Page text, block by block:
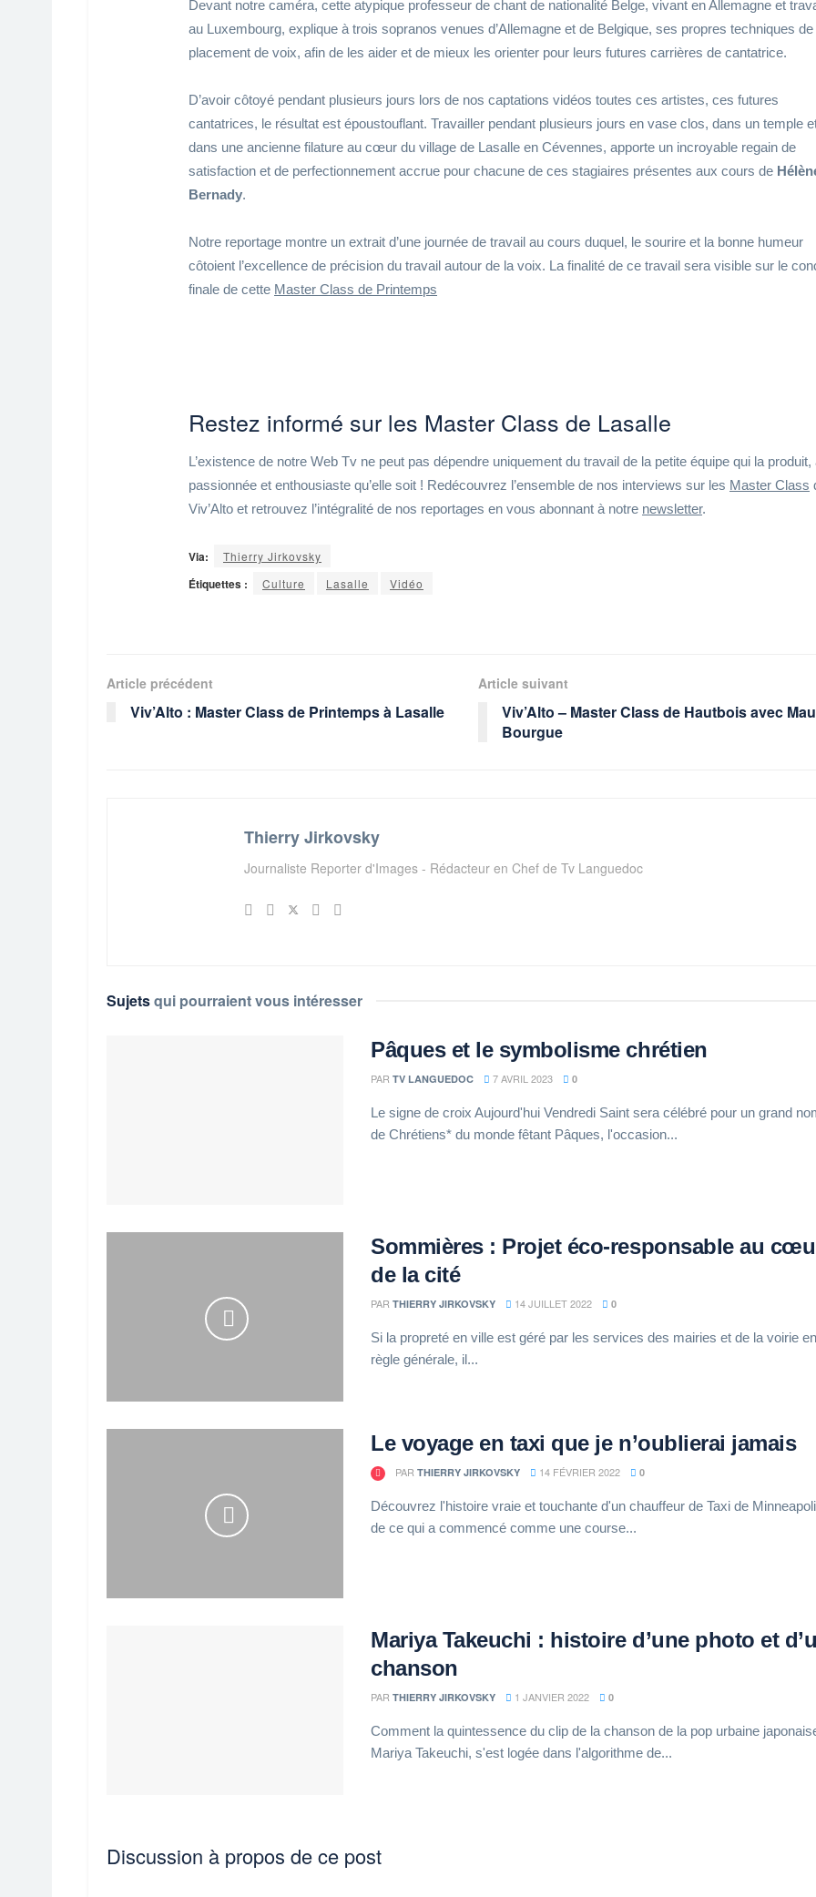
Devant notre caméra, cette atypique professeur de chant de nationalité Belge, vivant en Allemagne et
au Luxembourg, explique à trois sopranos venues d’Allemagne et de Belgique, ses propres techniques de
placement de voix, afin de les aider et de mieux les orienter pour leurs futures carrières de cantatrice.
D’avoir côtoyé pendant plusieurs jours lors de nos captations vidéos toutes ces artistes, ces futures
cantatrices, le résultat est époustouflant. Travailler pendant plusieurs jours en vase clos, dans un temple
dans une ancienne filature au cœur du village de Lasalle en Cévennes, apporte un incroyable regain de
satisfaction et de perfectionnement accrue pour chacune de ces stagiaires présentes aux cours de
Bernady.
Notre reportage montre un extrait d’une journée de travail au cours duquel, le sourire et la bonne humeur
côtoient l’excellence de précision du travail autour de la voix. La finalité de ce travail sera visible sur le
finale de cette Master Class de Printemps
Restez informé sur les Master Class de Lasalle
L’existence de notre Web Tv ne peut pas dépendre uniquement du travail de la petite équipe qui la produit,
passionnée et enthousiaste qu’elle soit ! Redécouvrez l’ensemble de nos interviews sur les Master Class
Viv’Alto et retrouvez l’intégralité de nos reportages en vous abonnant à notre newsletter.
Via: Thierry Jirkovsky
Étiquettes : Culture Lasalle Vidéo
Article précédent
Viv’Alto : Master Class de Printemps à Lasalle
Article suivant
Viv’Alto – Master Class de Hautbois avec
Bourgue
Thierry Jirkovsky
Journaliste Reporter d'Images - Rédacteur en Chef de Tv Languedoc
Sujetsqui pourraient vous intéresser
Pâques et le symbolisme chrétien
PAR TV LANGUEDOC 7 AVRIL 2023 0
Le signe de croix Aujourd'hui Vendredi Saint sera célébré pour un grand
de Chrétiens* du monde fêtant Pâques, l'occasion...
Sommières : Projet éco-responsable au
de la cité
PAR THIERRY JIRKOVSKY 14 JUILLET 2022 0
Si la propreté en ville est géré par les services des mairies et de la voirie en
règle générale, il...
Le voyage en taxi que je n’oublierai jamais
PAR THIERRY JIRKOVSKY 14 FÉVRIER 2022 0
Découvrez l'histoire vraie et touchante d'un chauffeur de Taxi de
de ce qui a commencé comme une course...
Mariya Takeuchi : histoire d’une photo et
chanson
PAR THIERRY JIRKOVSKY 1 JANVIER 2022 0
Comment la quintessence du clip de la chanson de la pop urbaine
Mariya Takeuchi, s'est logée dans l'algorithme de...
Discussion à propos de ce post